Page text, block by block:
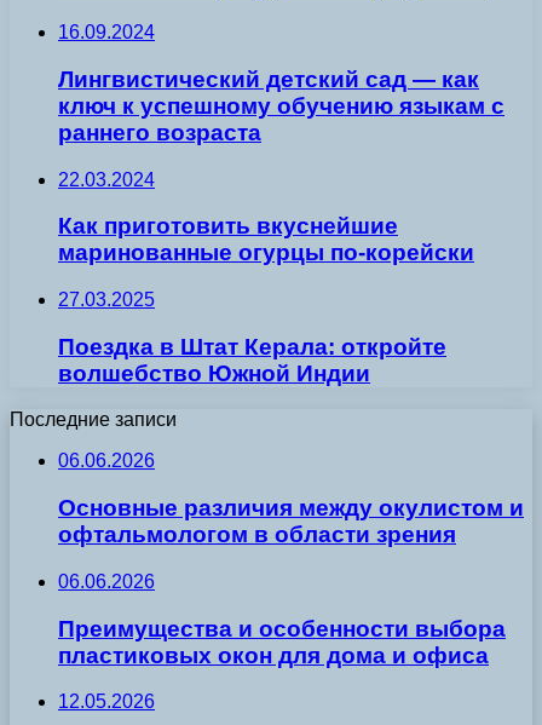
16.09.2024
Лингвистический детский сад — как
ключ к успешному обучению языкам с
раннего возраста
22.03.2024
Как приготовить вкуснейшие
маринованные огурцы по-корейски
27.03.2025
Поездка в Штат Керала: откройте
волшебство Южной Индии
Последние записи
06.06.2026
Основные различия между окулистом и
офтальмологом в области зрения
06.06.2026
Преимущества и особенности выбора
пластиковых окон для дома и офиса
12.05.2026